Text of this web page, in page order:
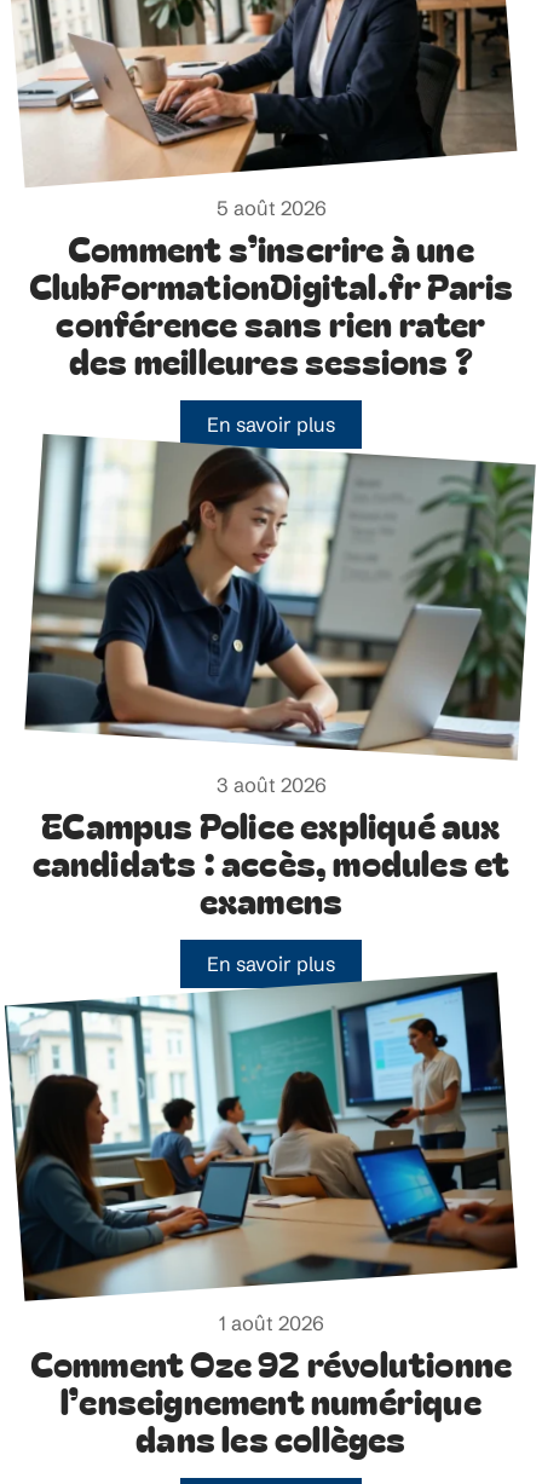
5 août 2026
Comment s’inscrire à une
ClubFormationDigital.fr Paris
conférence sans rien rater
des meilleures sessions ?
En savoir plus
3 août 2026
ECampus Police expliqué aux
candidats : accès, modules et
examens
En savoir plus
1 août 2026
Comment Oze 92 révolutionne
l’enseignement numérique
dans les collèges